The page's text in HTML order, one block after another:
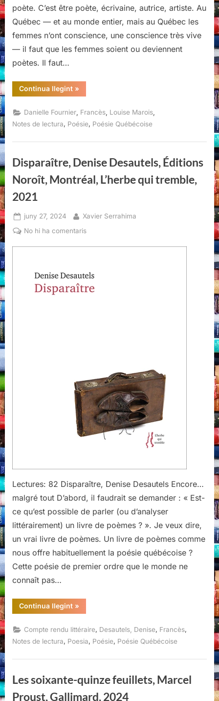
poète. C’est être poète, écrivaine, autrice, artiste. Au
Québec — et au monde entier, mais au Québec les
femmes n’ont conscience, une conscience très vive
— il faut que les femmes soient ou deviennent
poètes. Il faut…
Continua llegint“je
n’aime
violet,
Danielle
Fournier
et
Marois,
du
Noroît,
2024,”
»
Danielle Fournier Francès Louise Marois
Notes de lectura, Poésie, Poésie Québécoise
Disparaître, Denise Desautels, Éditions
Noroît, Montréal, L’herbe qui tremble,
2021
Posted
on
juny 27, 2024 By
Xavier Serrahima
No hi ha comentarisa
Éditions
Noroît,
Lectures: 82 Disparaître, Denise Desautels Encore…
malgré tout D’abord, il faudrait se demander : « Est-
ce qu’est possible de parler (ou d’analyser
littérairement) un livre de poèmes ? ». Je veux dire,
un vrai livre de poèmes. Un livre de poèmes comme
nous offre habituellement la poésie québécoise ?
Cette poésie de premier ordre que le monde ne
connaît pas…
Continua llegint“Disparaître,
Denise
Éditions
Noroît,
Montréal,
L’herbe
tremble,
»
Compte rendu littéraire Desautels, Denise Francès
Notes de lectura
Poesia Poésie Poésie Québécoise
Les soixante-quinze feuillets, Marcel
Proust, Gallimard, 2024